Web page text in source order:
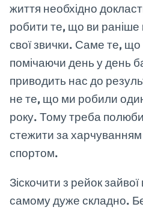
життя необхідно
робити те, що ви раніше
свої звички. Саме те,
помічаючи день у день
приводить нас до
не те, що ми робили
року. Тому треба
стежити за
спортом.
Зіскочити з рейок зайвої
самому дуже складно.